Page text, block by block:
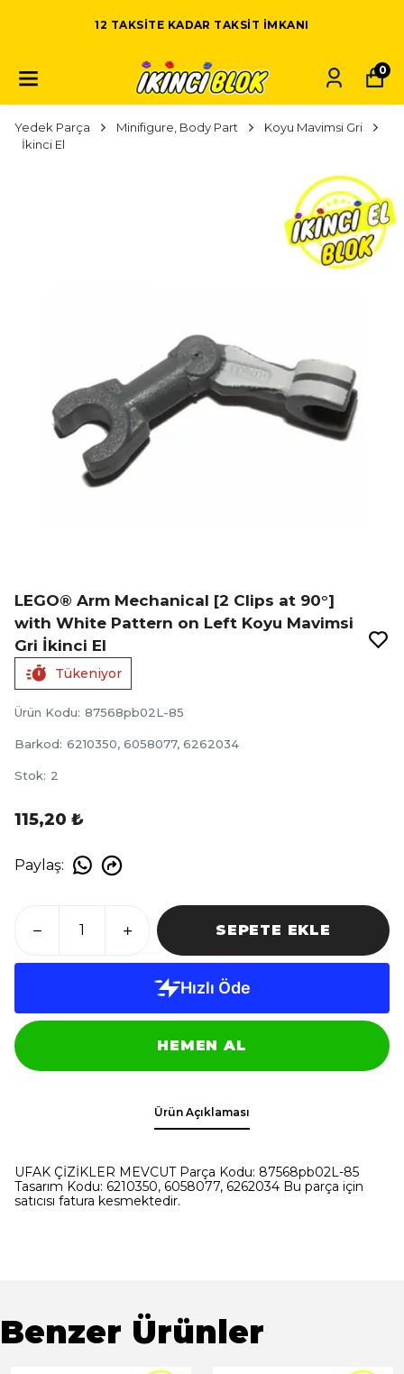
12 TAKSITE KADAR TAKSIT IMKANI
0
Yedek Parça Minifigure, Body Part
Koyu Mavimsi Gri
İkinci El
LEGO® Arm Mechanical [2 Clips at 90°]
with White Pattern on Left Koyu Mavimsi
Gri İkinci El
Tükeniyor
Ürün Kodu: 87568pb02L-85
Barkod: 6210350, 6058077, 6262034
Stok: 2
115,20 ₺
Paylaş:
SEPETE EKLE
HEMEN AL
Ürün Açıklaması
UFAK ÇİZİKLER MEVCUT Parça Kodu: 87568pb02L-85
Tasarım Kodu: 6210350, 6058077, 6262034 Bu parça için
satıcısı fatura kesmektedir.
Benzer Ürünler